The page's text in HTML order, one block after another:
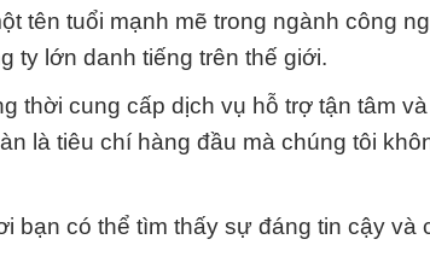
tên tuổi mạnh mẽ trong ngành công
ty lớn danh tiếng trên thế giới.
thời cung cấp dịch vụ hỗ trợ tận tâm
là tiêu chí hàng đầu mà chúng tôi
bạn có thể tìm thấy sự đáng tin cậy và